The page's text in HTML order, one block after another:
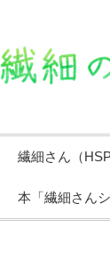
繊細さん（
本「繊細さんシ